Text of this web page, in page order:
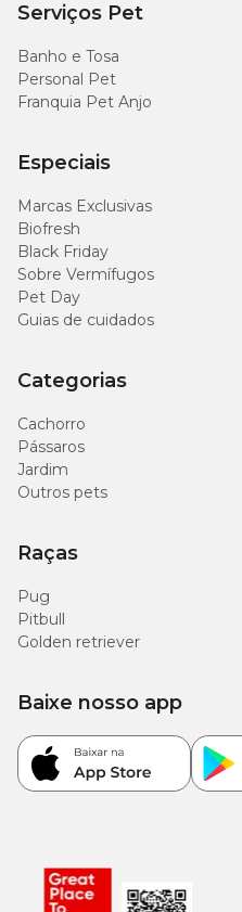
Serviços Pet
Banho e Tosa
Personal Pet
Franquia Pet Anjo
Especiais
Marcas Exclusivas
Biofresh
Black Friday
Sobre Vermífugos
Pet Day
Guias de cuidados
Categorias
Cachorro
Pássaros
Jardim
Outros pets
Raças
Pug
Pitbull
Golden retriever
Baixe nosso app